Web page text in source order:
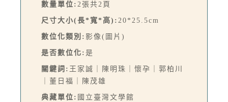
數量單位: 2張共2頁
尺寸大小(長*寬*高): 20*25.5cm
數位化類別: 影像(圖片)
是否數位化: 是
關鍵詞: 王家誠｜陳明珠｜懷孕｜郭柏川
｜董日福｜陳茂雄
典藏單位: 國立臺灣文學館